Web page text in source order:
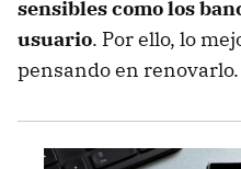
sensibles como los
usuario. Por ello, lo
pensando en renovarlo.